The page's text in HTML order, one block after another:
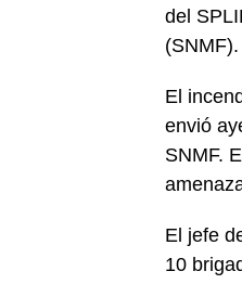
del
(SNMF).
El
envió
SNMF.
El jefe
10